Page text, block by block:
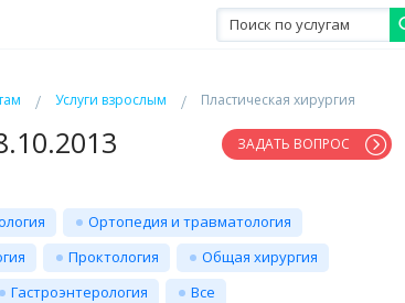
Услуги взрослым Пластическая хирургия
ЗАДАТЬ ВОПРОС
Ортопедия и травматология
Проктология
Общая хирургия
Гастроэнтерология Все